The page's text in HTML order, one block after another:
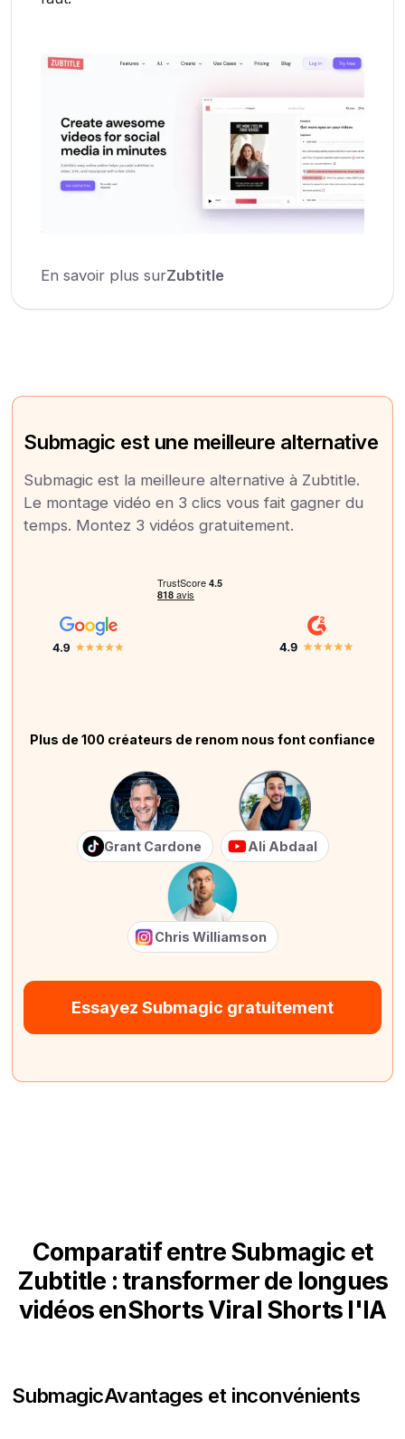
En savoir plus surZubtitle
Submagic est une meilleure alternative
Submagic est la meilleure alternative à Zubtitle.
Le montage vidéo en 3 clics vous fait gagner du
temps. Montez 3 vidéos gratuitement.
Plus de 100 créateurs de renom nous font confiance
Grant Cardone Ali Abdaal
Chris Williamson
Essayez Submagic gratuitement
Comparatif entre Submagic et
Zubtitle : transformer de longues
vidéos enShorts Viral Shorts l'IA
SubmagicAvantages et inconvénients